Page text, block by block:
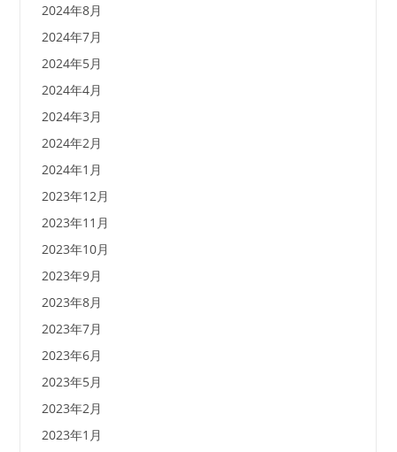
2024年8月
2024年7月
2024年5月
2024年4月
2024年3月
2024年2月
2024年1月
2023年12月
2023年11月
2023年10月
2023年9月
2023年8月
2023年7月
2023年6月
2023年5月
2023年2月
2023年1月